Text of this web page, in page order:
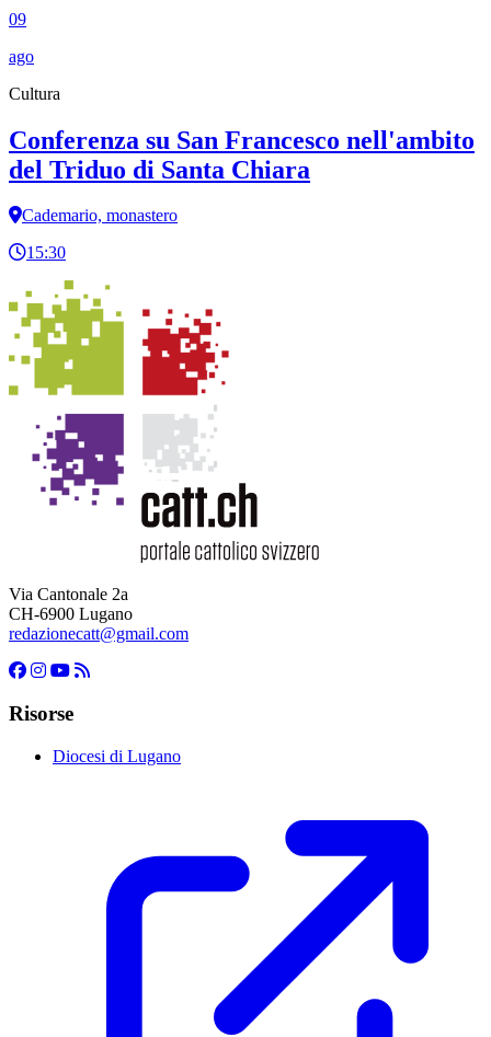
09
ago
Cultura
Conferenza su San Francesco nell'ambito
del Triduo di Santa Chiara
Cademario, monastero
15:30
Via Cantonale 2a
CH-6900 Lugano
redazionecatt@gmail.com
Risorse
Diocesi di Lugano